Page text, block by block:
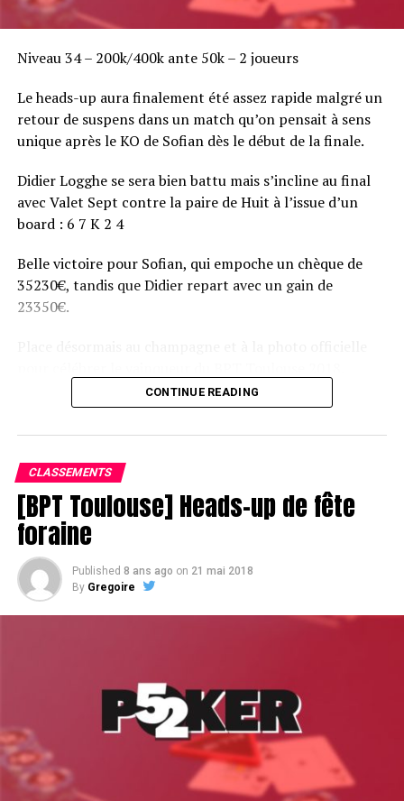
Niveau 34 – 200k/400k ante 50k – 2 joueurs
Le heads-up aura finalement été assez rapide malgré un
retour de suspens dans un match qu’on pensait à sens
unique après le KO de Sofian dès le début de la finale.
Didier Logghe se sera bien battu mais s’incline au final
avec Valet Sept contre la paire de Huit à l’issue d’un
board : 6 7 K 2 4
Belle victoire pour Sofian, qui empoche un chèque de
35230€, tandis que Didier repart avec un gain de
23350€.
CONTINUE READING
CLASSEMENTS
[BPT Toulouse] Heads-up de fête
foraine
Published 8 ans ago on 21 mai 2018
By Gregoire